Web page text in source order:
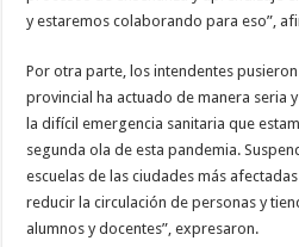
y estaremos colaborando para eso”,
Por otra parte, los intendentes
provincial ha actuado de manera seria
la difícil emergencia sanitaria que
segunda ola de esta pandemia.
escuelas de las ciudades más
reducir la circulación de personas y
alumnos y docentes”, expresaron.